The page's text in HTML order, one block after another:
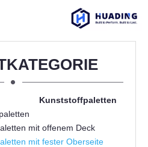
Kunststoffpaletten
mit offenem Deck
mit fester Oberseite